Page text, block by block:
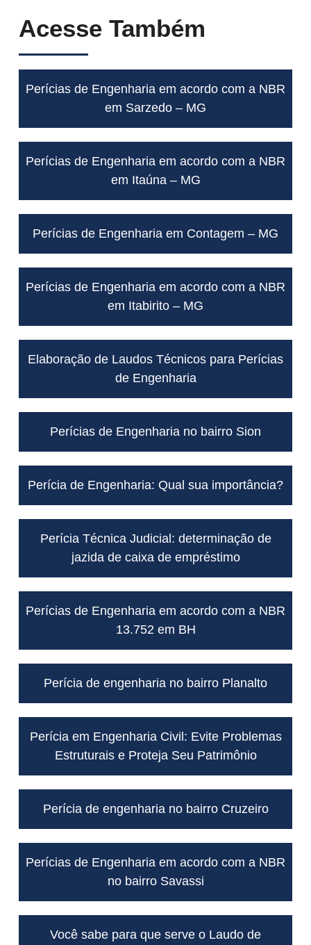
Acesse Também
Perícias de Engenharia em acordo com a NBR
em Sarzedo – MG
Perícias de Engenharia em acordo com a NBR
em Itaúna – MG
Perícias de Engenharia em Contagem – MG
Perícias de Engenharia em acordo com a NBR
em Itabirito – MG
Elaboração de Laudos Técnicos para Perícias
de Engenharia
Perícias de Engenharia no bairro Sion
Perícia de Engenharia: Qual sua importância?
Perícia Técnica Judicial: determinação de
jazida de caixa de empréstimo
Perícias de Engenharia em acordo com a NBR
13.752 em BH
Perícia de engenharia no bairro Planalto
Perícia em Engenharia Civil: Evite Problemas
Estruturais e Proteja Seu Patrimônio
Perícia de engenharia no bairro Cruzeiro
Perícias de Engenharia em acordo com a NBR
no bairro Savassi
Você sabe para que serve o Laudo de